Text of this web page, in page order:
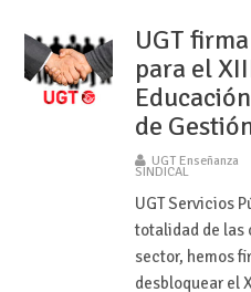
UGT
para el
de
UGT Enseñanza
SINDICAL
UGT Servicios
totalidad de las
sector, hemos
desbloquear el